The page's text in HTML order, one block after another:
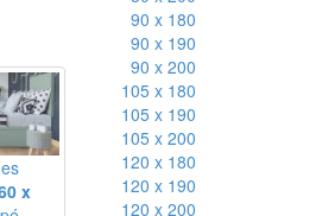
x
90 x 180
90 x 190
90 x 200
105 x 180
105 x 190
105 x 200
120 x 180
120 x 190
120 x 200